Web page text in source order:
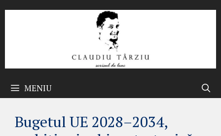
MENIU
Bugetul UE 2028–2034,